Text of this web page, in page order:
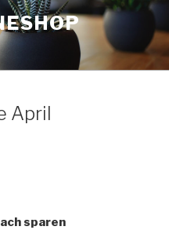
April
sparen